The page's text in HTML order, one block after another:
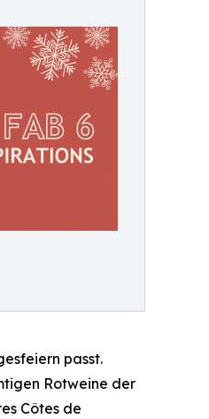
passt.
Rotweine der
Côtes de